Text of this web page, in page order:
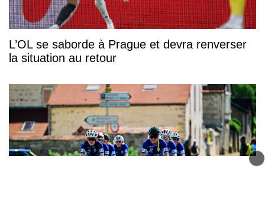
L’OL se saborde à Prague et devra renverser
la situation au retour